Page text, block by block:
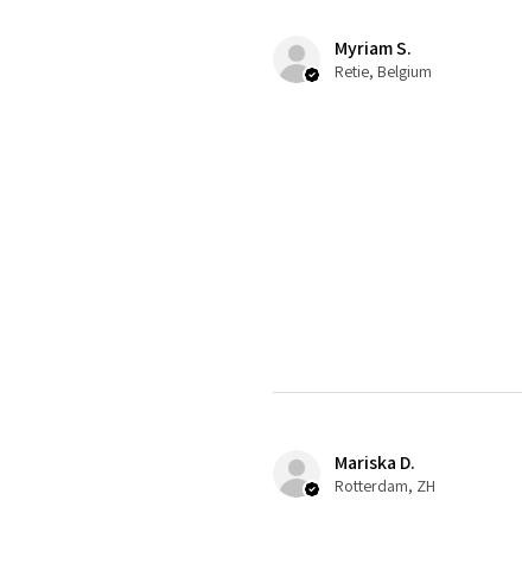
Myriam S.
Retie, Belgium
Mariska D.
Rotterdam, ZH